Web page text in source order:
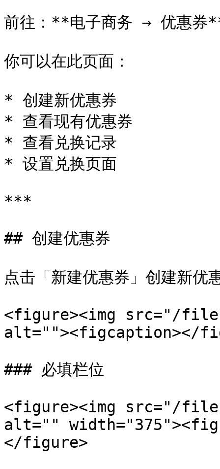
前往：**电子商务 → 优惠券
你可以在此页面：
* 创建新优惠券
* 查看现有优惠券
* 查看兑换记录
* 设置兑换页面
***
## 创建优惠券
点击「新建优惠券」创建新优
<figure><img src="/files/
alt=""><figcaption></
### 必填栏位
<figure><img src="/files/
alt=""
</figure>